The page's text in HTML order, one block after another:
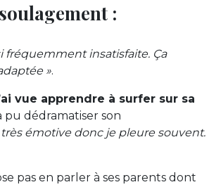
:
fréquemment insatisfaite. Ça
».
vue apprendre à surfer sur sa
pu dédramatiser son
très émotive donc je pleure souvent.
pas en parler à ses parents dont